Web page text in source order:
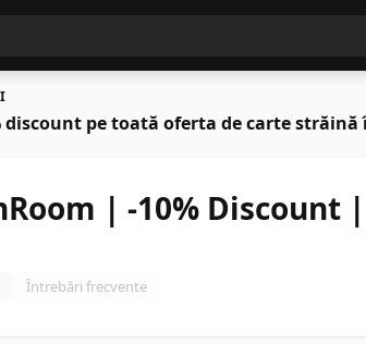
discount pe toată oferta de carte străină
| -10% Discount
Întrebări frecvente